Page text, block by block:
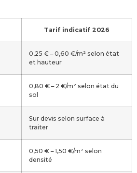
Tarif indicatif 2026
0,25 € – 0,60 €/m² selon état
et hauteur
0,80 € – 2 €/m² selon état du
sol
Sur devis selon surface à
traiter
0,50 € – 1,50 €/m² selon
densité